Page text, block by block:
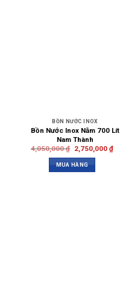
BỒN NƯỚC INOX
Bồn Nước Inox Nằm 700 Lít
Nam Thành
4,050,000₫ 2,750,000 ₫
MUA HÀNG